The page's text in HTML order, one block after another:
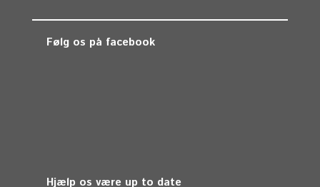
Følg os på facebook
Hjælp os være up to date